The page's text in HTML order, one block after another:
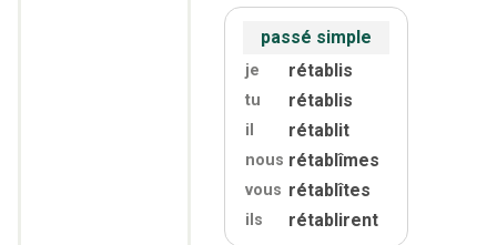
passé simple
je rétablis
tu rétablis
il rétablit
nous rétablîmes
vous rétablîtes
ils rétablirent